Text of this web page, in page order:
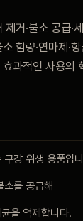
터
항
제거·불소 공급·
함량·연마제·
과적인 사용의
구강 위생 용품입
소를 공급해
을 억제합니다.